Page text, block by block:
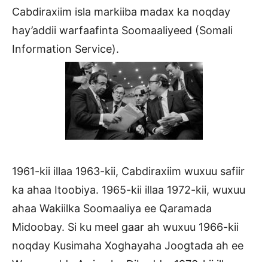
Cabdiraxiim isla markiiba madax ka noqday
hay’addii warfaafinta Soomaaliyeed (Somali
Information Service).
1961-kii illaa 1963-kii, Cabdiraxiim wuxuu safiir
ka ahaa Itoobiya. 1965-kii illaa 1972-kii, wuxuu
ahaa Wakiilka Soomaaliya ee Qaramada
Midoobay. Si ku meel gaar ah wuxuu 1966-kii
noqday Kusimaha Xoghayaha Joogtada ah ee